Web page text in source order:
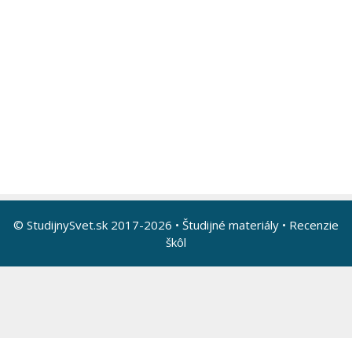
© StudijnySvet.sk 2017-2026 • Študijné materiály • Recenzie
škôl